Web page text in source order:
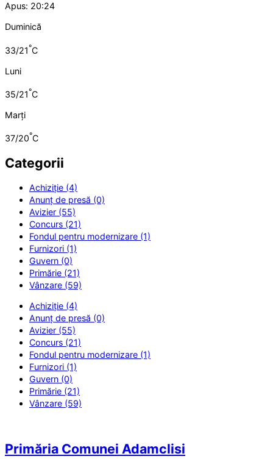
Apus: 20:24
Duminică
33/21°C
Luni
35/21°C
Marți
37/20°C
Categorii
Achiziție (4)
Anunț de presă (0)
Avizier (55)
Concurs (21)
Fondul pentru modernizare (1)
Furnizori (1)
Guvern (0)
Primărie (21)
Vânzare (59)
Achiziție (4)
Anunț de presă (0)
Avizier (55)
Concurs (21)
Fondul pentru modernizare (1)
Furnizori (1)
Guvern (0)
Primărie (21)
Vânzare (59)
Primăria Comunei Adamclisi